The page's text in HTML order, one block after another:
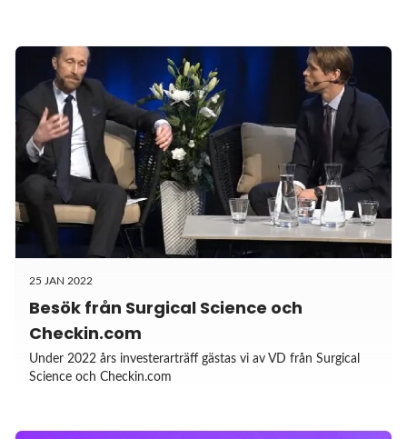
25 JAN 2022
Besök från Surgical Science och
Checkin.com
Under 2022 års investerarträff gästas vi av VD från Surgical
Science och Checkin.com